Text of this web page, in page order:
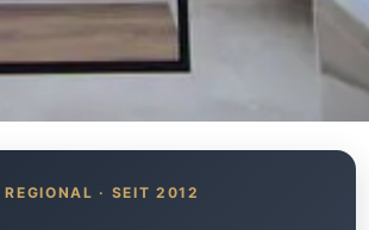
meine neue
Spanndecke?